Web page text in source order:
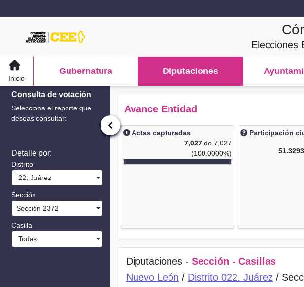
Elecciones
Inicio
Gubernatura Diputaciones
Consulta de votación
Selecciona el reporte que
deseas consultar:
Detalle por:
Distrito
22. Juárez
Sección
Sección 2372
Casilla
Todas
Avance Entidad
Actas capturadas
7,027 de 7,027
(100.0000%)
Participación
Diputaciones - Sección - Casillas
Nuevo León / Distrito 022. Juárez /